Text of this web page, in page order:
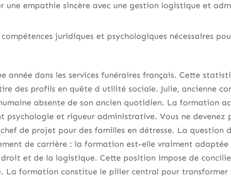
une empathie sincère avec une gestion logistique et
juridiques et psychologiques nécessaires
année dans les services funéraires français. Cette
des profils en quête d utilité sociale. Julie, ancienne
absente de son ancien quotidien. La formation
psychologie et rigueur administrative. Vous ne devenez
de projet pour des familles en détresse. La question
de carrière : la formation est-elle vraiment
et de la logistique. Cette position impose de
La formation constitue le pilier central pour transformer